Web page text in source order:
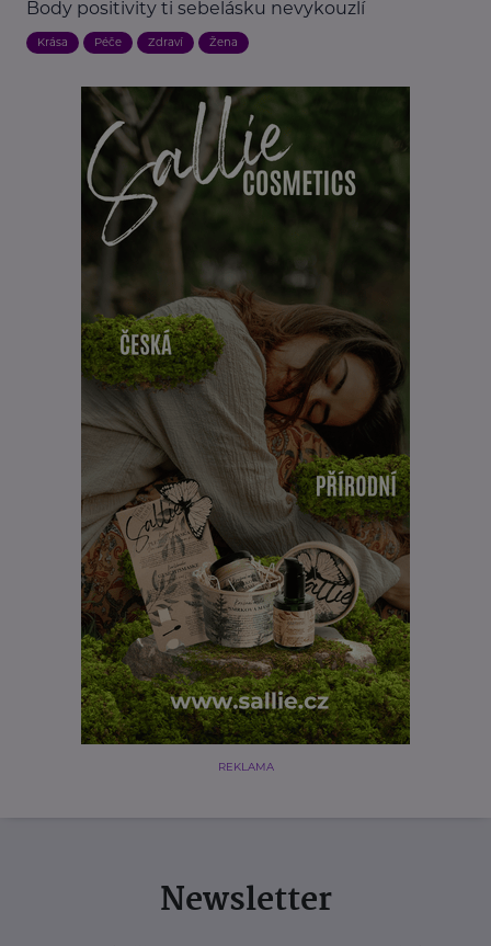
Body positivity ti sebelásku nevykouzlí
Krása Péče Zdraví Žena
REKLAMA
Newsletter